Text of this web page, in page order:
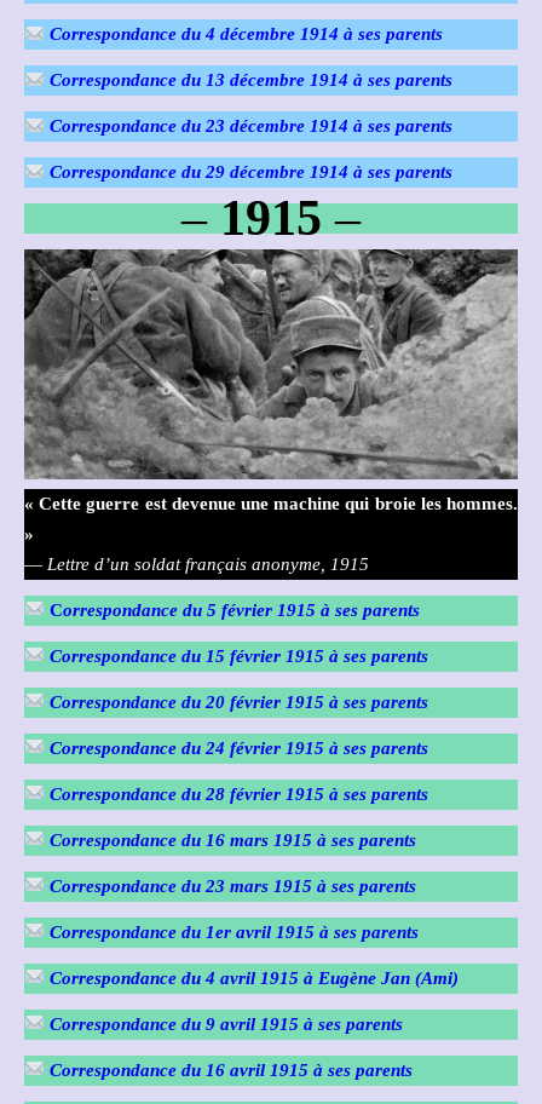
Correspondance du 4 décembre 1914 à ses parents
Correspondance du 13 décembre 1914 à ses parents
Correspondance du 23 décembre 1914 à ses parents
Correspondance du 29 décembre 1914 à ses parents
–1915–
« Cette guerre est devenue une machine qui broie les hommes.
»
— Lettre d’un soldat français anonyme, 1915
Correspondance du 5 février 1915 à ses parents
Correspondance du 15 février 1915 à ses parents
Correspondance du 20 février 1915 à ses parents
Correspondance du 24 février 1915 à ses parents
Correspondance du 28 février 1915 à ses parents
Correspondance du 16 mars 1915 à ses parents
Correspondance du 23 mars 1915 à ses parents
Correspondance du 1er avril 1915 à ses parents
Correspondance du 4 avril 1915 à Eugène Jan (Ami)
Correspondance du 9 avril 1915 à ses parents
Correspondance du 16 avril 1915 à ses parents